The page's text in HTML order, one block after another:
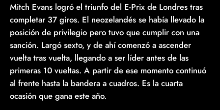
Mitch Evans logró el triunfo del E-Prix de Londres tras
completar 37 giros. El neozelandés se había llevado la
posición de privilegio pero tuvo que cumplir con una
sanción. Largó sexto, y de ahí comenzó a ascender
vuelta tras vuelta, llegando a ser líder antes de las
primeras 10 vueltas. A partir de ese momento continuó
al frente hasta la bandera a cuadros. Es la cuarta
ocasión que gana este año.